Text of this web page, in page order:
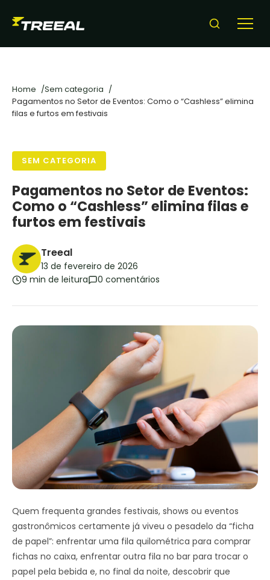
o
conteudo
Home
Sem categoria
Pagamentos no Setor de Eventos: Como o “Cashless” elimina
filas e furtos em festivais
SEM CATEGORIA
Pagamentos no Setor de Eventos:
Como o “Cashless” elimina filas e
furtos em festivais
Treeal
13 de fevereiro de 2026
9 min de leitura
0 comentários
Quem frequenta grandes festivais, shows ou eventos
gastronômicos certamente já viveu o pesadelo da “ficha
de papel”: enfrentar uma fila quilométrica para comprar
fichas no caixa, enfrentar outra fila no bar para trocar o
papel pela bebida e, no final da noite, descobrir que